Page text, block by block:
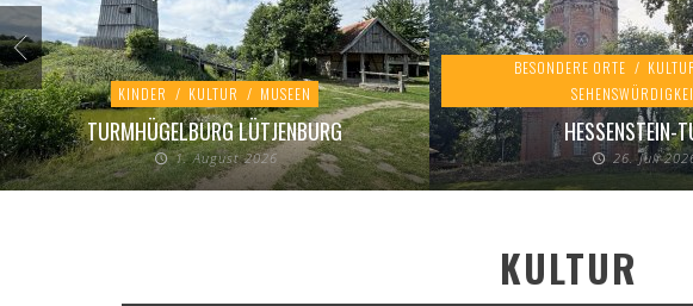
KINDER / KULTUR / MUSEEN
TURMHÜGELBURG LÜTJENBURG
1. August 2026
BESONDERE ORTE /
HESSENSTEIN-
26. Juli
KULTUR